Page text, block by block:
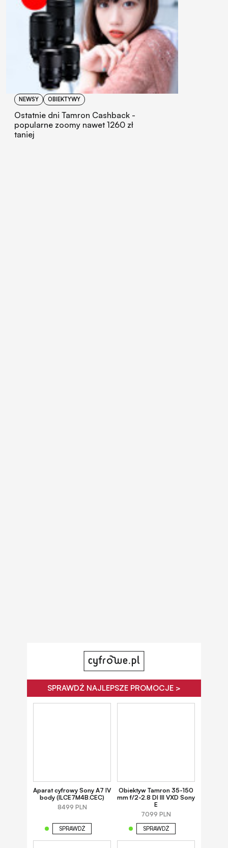
NEWSY OBIEKTYWY
Ostatnie dni Tamron Cashback -
popularne zoomy nawet 1260 zł
taniej
SPRAWDŹ NAJLEPSZE PROMOCJE >
Aparat cyfrowy Sony A7 IV
body (ILCE7M4B.CEC)
8499 PLN
SPRAWDŹ
Obiektyw Tamron 35-150
mm f/2-2.8 DI III VXD Sony
E
7099 PLN
SPRAWDŹ